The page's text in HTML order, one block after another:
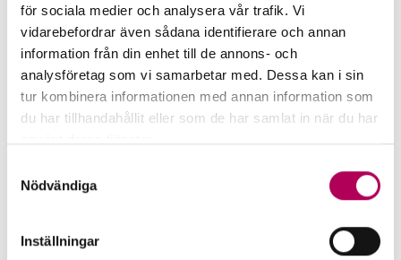
för sociala medier och analysera vår trafik. Vi
vidarebefordrar även sådana identifierare och annan
information från din enhet till de annons- och
analysföretag som vi samarbetar med. Dessa kan i sin
tur kombinera informationen med annan information som
du har tillhandahållit eller som de har samlat in när du har
personuppgifter.
Nödvändiga
Inställningar
EKN's guarantees